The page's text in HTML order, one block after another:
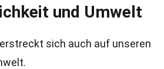
und Umwelt
sich auch auf unseren